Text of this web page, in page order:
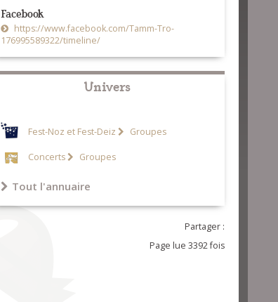
Facebook
https://www.facebook.com/Tamm-Tro-
176995589322/timeline/
Univers
Fest-Noz et Fest-Deiz Groupes
Concerts Groupes
Tout l'annuaire
Partager :
Page lue 3392 fois